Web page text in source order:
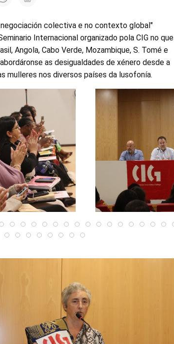
colectiva e no contexto global"
Internacional organizado pola CIG no que
Angola, Cabo Verde, Mozambique, S. Tomé e
as desigualdades de xénero desde a
mulleres nos diversos países da lusofonía.